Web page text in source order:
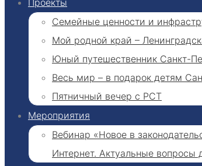
Проекты
Семейные ценности и
Мой родной край –
Юный путешественник Санкт-
Весь мир – в подарок детям
Пятничный вечер с РСТ
Мероприятия
Вебинар «Новое в
Интернет. Актуальные вопросы